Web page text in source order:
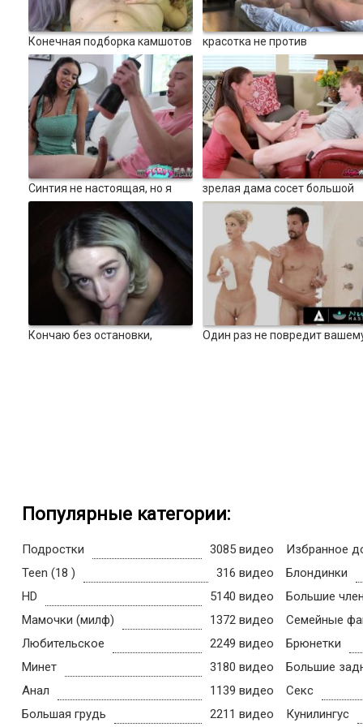
Конечная подборка камшотов
1:09:00
красотка не против
порезвиться на кухне а потом
в постели
4620 3451
Синтия не настоящая, но я
есть!
12:55
зрелая дама сосет большой
член и шпилит
100%
3865
100%
3709
Кончаю без остановки,
07:23
Один раз не повредит
5821 4228
Популярные категории:
Подростки
3085 видео
Teen (18 )
316 видео
HD
5140 видео
Мамочки (милф)
1372 видео
Любительское
2249 видео
Минет
3180 видео
Анал
1139 видео
Большая грудь
2211 видео
Избранное
Блондинки
Большие
Семейные
Брюнетки
Большие
Секс
Кунилингус